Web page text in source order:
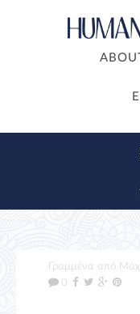
Γραμμένα από
0